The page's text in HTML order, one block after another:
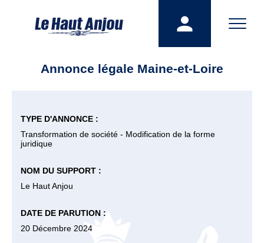
Annonce légale Maine-et-Loire
TYPE D'ANNONCE :
Transformation de société - Modification de la forme
juridique
NOM DU SUPPORT :
Le Haut Anjou
DATE DE PARUTION :
20 Décembre 2024